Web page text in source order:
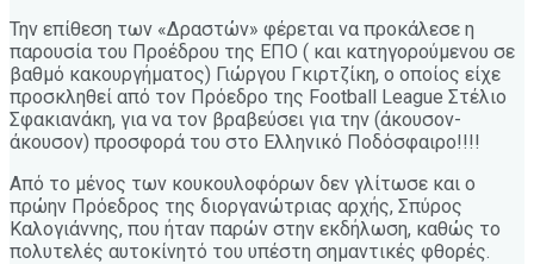
Την επίθεση των «Δραστών» φέρεται να προκάλεσε η
παρουσία του Προέδρου της ΕΠΟ ( και κατηγορούμενου σε
βαθμό κακουργήματος) Γιώργου Γκιρτζίκη, ο οποίος είχε
προσκληθεί από τον Πρόεδρο της Football League Στέλιο
Σφακιανάκη, για να τον βραβεύσει για την (άκουσον-
άκουσον) προσφορά του στο Ελληνικό Ποδόσφαιρο!!!!
Από το μένος των κουκουλοφόρων δεν γλίτωσε και ο
πρώην Πρόεδρος της διοργανώτριας αρχής, Σπύρος
Καλογιάννης, που ήταν παρών στην εκδήλωση, καθώς το
πολυτελές αυτοκίνητό του υπέστη σημαντικές φθορές.